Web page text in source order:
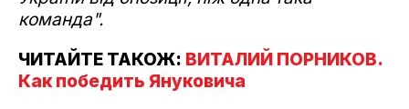
команда".
ЧИТАЙТЕ ТАКОЖ: ВИТАЛИЙ ПОРНИКОВ.
Как победить Януковича